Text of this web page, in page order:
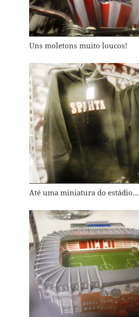
Uns moletons muito loucos!
Até uma miniatura do estádio…